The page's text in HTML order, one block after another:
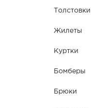
Толстовки
Жилеты
Куртки
Бомберы
Брюки